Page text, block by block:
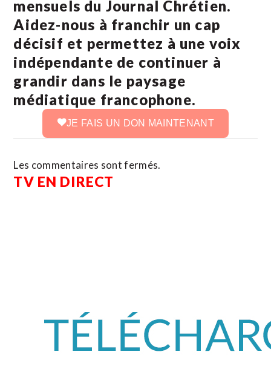
mensuels du Journal Chrétien.
Aidez-nous à franchir un cap
décisif et permettez à une voix
indépendante de continuer à
grandir dans le paysage
médiatique francophone.
JE FAIS UN DON MAINTENANT
Les commentaires sont fermés.
TV EN DIRECT